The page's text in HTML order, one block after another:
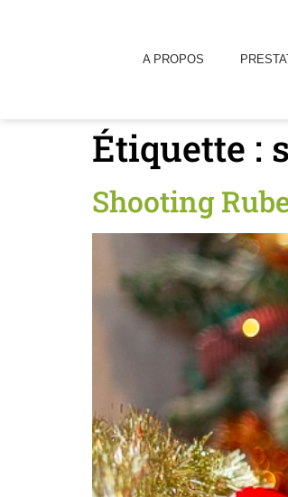
A PROPOS
Étiquette :
Shooting